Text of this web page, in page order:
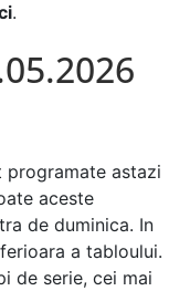
.
programate astazi
aceste
de duminica. In
a tabloului.
de serie, cei mai